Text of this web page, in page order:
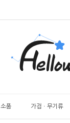
소품 가검ㆍ무기류